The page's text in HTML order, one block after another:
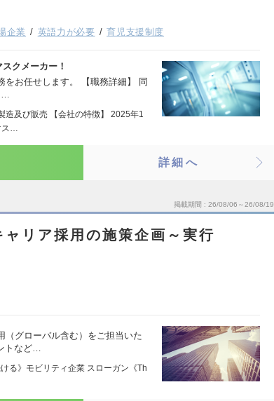
企業 英語力が必要 育児支援制度
クメーカー！
をお任せします。 【職務詳細】 同
造及び販売 【会社の特徴】 2025年1
ス…
詳細へ
掲載期間 26/08/06～26/08/19
ャリア採用の施策企画～実行
（グローバル含む）をご担当いた
トなど…
る》モビリティ企業 スローガン《Th